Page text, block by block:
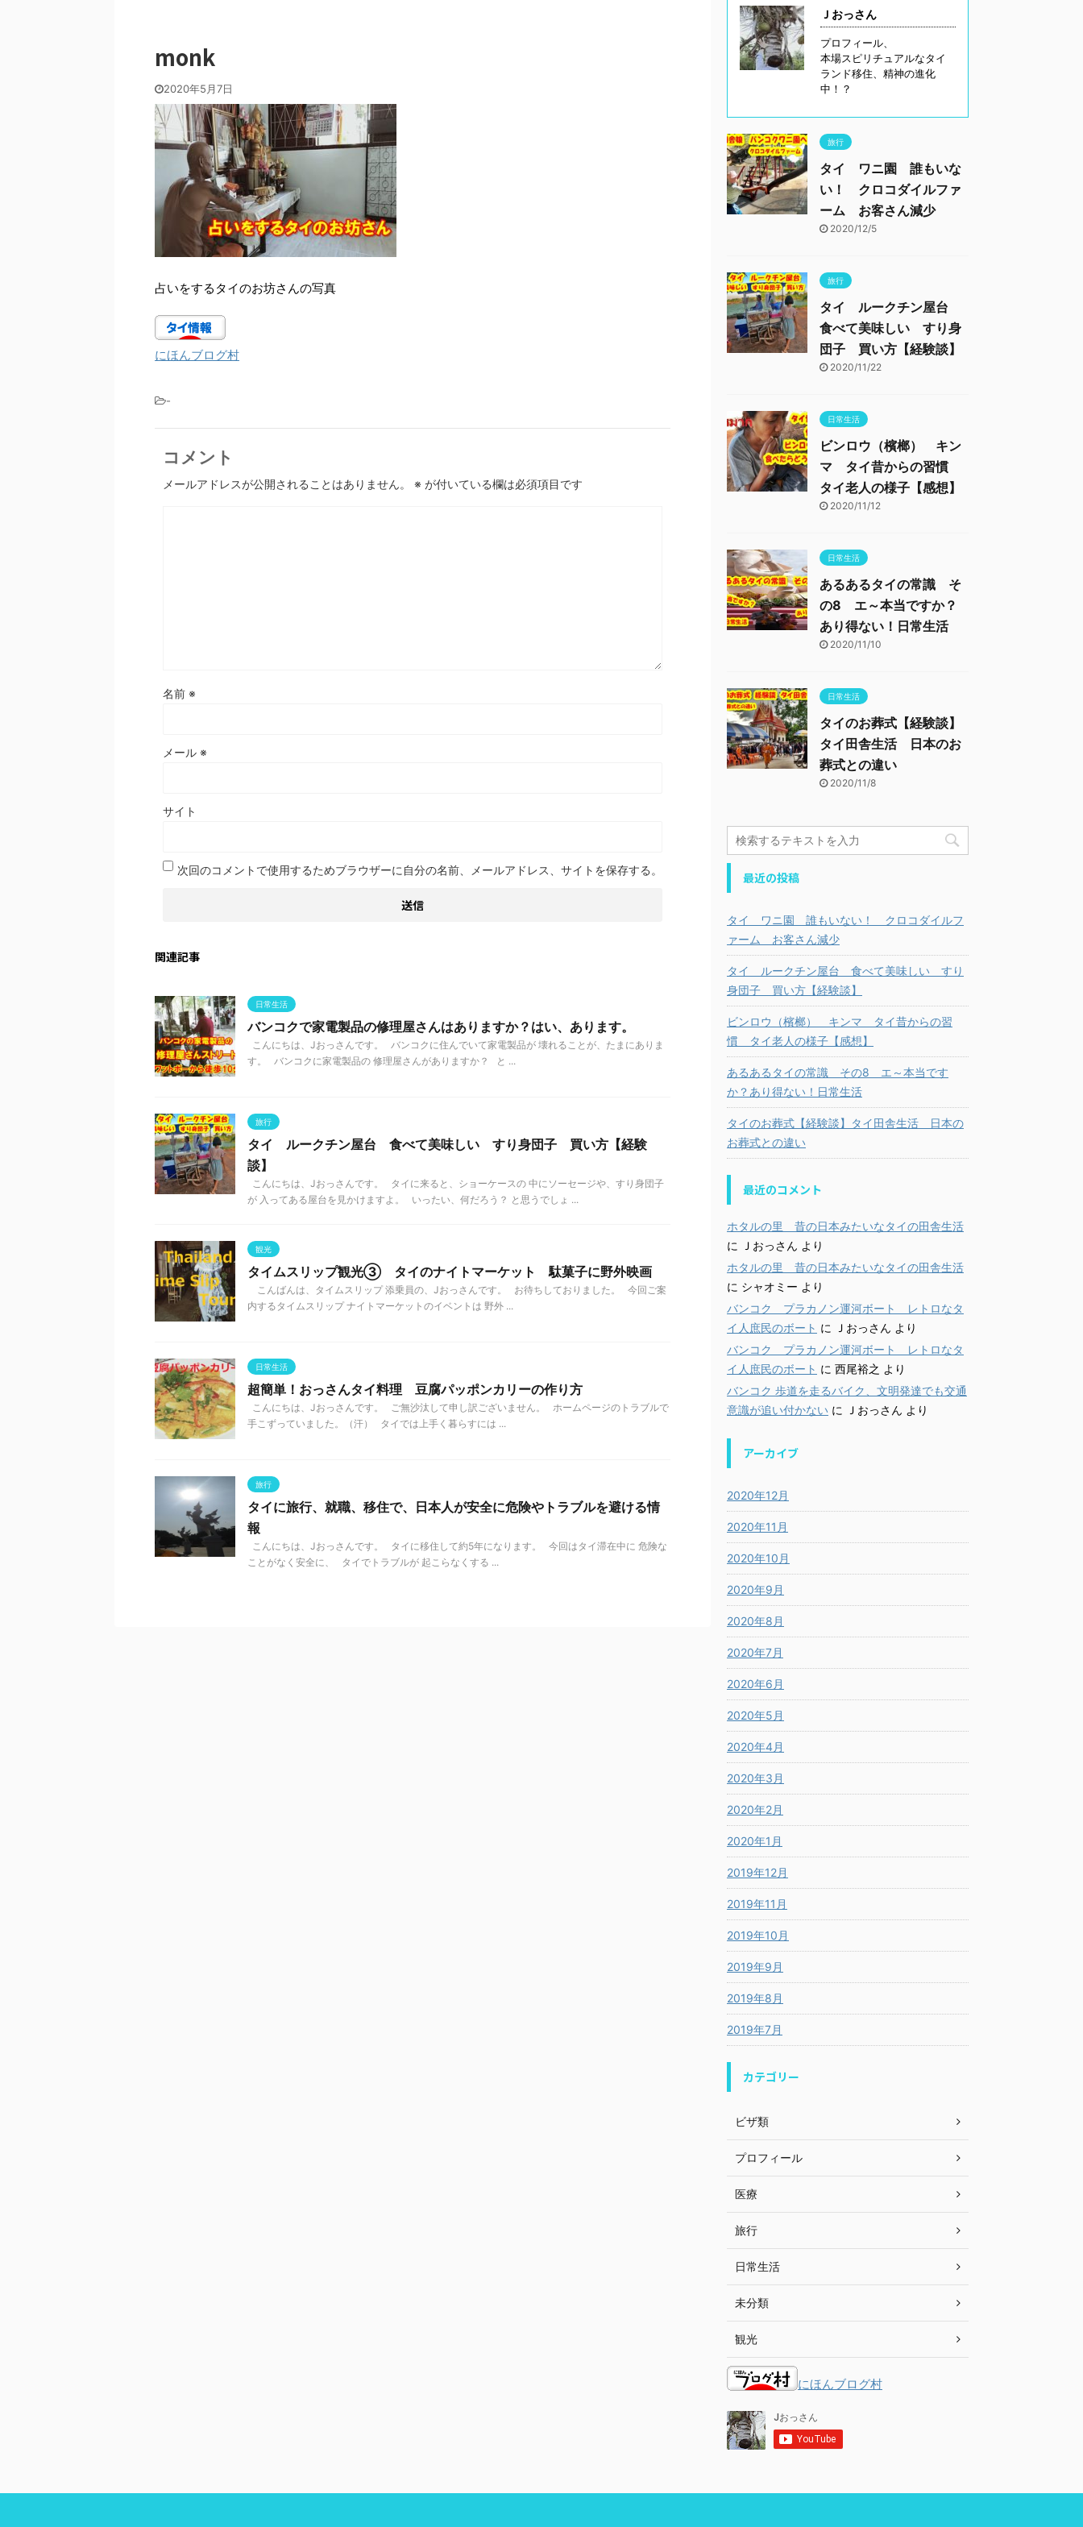
monk
2020年5月7日
占いをするタイのお坊さんの写真
にほんブログ村
-
コメント
メールアドレスが公開されることはありません。 ※ が付いている欄は必須項目です
名前 ※
メール ※
サイト
次回のコメントで使用するためブラウザーに自分の名前、メールアドレス、サイトを保存する。
関連記事
日常生活
バンコクで家電製品の修理屋さんはありますか？はい、あります。
こんにちは、Jおっさんです。 バンコクに住んでいて家電製品が 壊れることが、たまにありま
す。 バンコクに家電製品の 修理屋さんがありますか？ と ...
旅行
タイ ルークチン屋台 食べて美味しい すり身団子 買い方【経験
談】
こんにちは、Jおっさんです。 タイに来ると、ショーケースの 中にソーセージや、すり身団子
が 入ってある屋台を見かけますよ。 いったい、何だろう？ と思うでしょ ...
観光
タイムスリップ観光③ タイのナイトマーケット 駄菓子に野外映画
こんばんは、タイムスリップ 添乗員の、Jおっさんです。 お待ちしておりました。 今回ご案
内するタイムスリップ ナイトマーケットのイベントは 野外 ...
日常生活
超簡単！おっさんタイ料理 豆腐パッポンカリーの作り方
こんにちは、Jおっさんです。 ご無沙汰して申し訳ございません。 ホームページのトラブルで
手こずっていました。（汗） タイでは上手く暮らすには ...
旅行
タイに旅行、就職、移住で、日本人が安全に危険やトラブルを避ける情
報
こんにちは、Jおっさんです。 タイに移住して約5年になります。 今回はタイ滞在中に 危険な
ことがなく安全に、 タイでトラブルが 起こらなくする ...
Ｊおっさん
プロフィール、
本場スピリチュアルなタイ
ランド移住、精神の進化
中！？
旅行
タイ ワニ園 誰もいな
い！ クロコダイルファ
ーム お客さん減少
2020/12/5
旅行
タイ ルークチン屋台
食べて美味しい すり身
団子 買い方【経験談】
2020/11/22
日常生活
ビンロウ（檳榔） キン
マ タイ昔からの習慣
タイ老人の様子【感想】
2020/11/12
日常生活
あるあるタイの常識 そ
の8 エ～本当ですか？
あり得ない！日常生活
2020/11/10
日常生活
タイのお葬式【経験談】
タイ田舎生活 日本のお
葬式との違い
2020/11/8
最近の投稿
タイ ワニ園 誰もいない！ クロコダイルフ
ァーム お客さん減少
タイ ルークチン屋台 食べて美味しい すり
身団子 買い方【経験談】
ビンロウ（檳榔） キンマ タイ昔からの習
慣 タイ老人の様子【感想】
あるあるタイの常識 その8 エ～本当です
か？あり得ない！日常生活
タイのお葬式【経験談】タイ田舎生活 日本の
お葬式との違い
最近のコメント
ホタルの里 昔の日本みたいなタイの田舎生活
に
Ｊおっさん より
ホタルの里 昔の日本みたいなタイの田舎生活
に シャオミー より
バンコク プラカノン運河ボート レトロなタ
イ人庶民のボート に Ｊおっさん より
バンコク プラカノン運河ボート レトロなタ
イ人庶民のボート に 西尾裕之 より
バンコク 歩道を走るバイク、文明発達でも交通
意識が追い付かない に Ｊおっさん より
アーカイブ
2020年12月
2020年11月
2020年10月
2020年9月
2020年8月
2020年7月
2020年6月
2020年5月
2020年4月
2020年3月
2020年2月
2020年1月
2019年12月
2019年11月
2019年10月
2019年9月
2019年8月
2019年7月
カテゴリー
ビザ類
プロフィール
医療
旅行
日常生活
未分類
観光
にほんブログ村